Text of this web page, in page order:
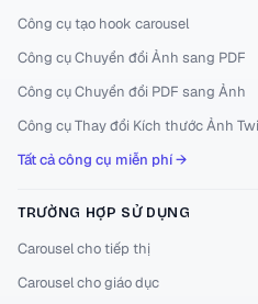
Công cụ tạo hook carousel
Công cụ Chuyển đổi Ảnh sang PDF
Công cụ Chuyển đổi PDF sang Ảnh
Công cụ Thay đổi Kích thước Ảnh
Tất cả công cụ miễn phí →
TRƯỜNG HỢP SỬ DỤNG
Carousel cho tiếp thị
Carousel cho giáo dục